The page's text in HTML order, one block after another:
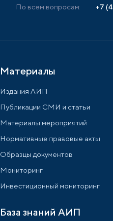
По всем вопросам: +7
Материалы
Издания АИП
Публикации СМИ и статьи
Материалы мероприятий
Нормативные правовые акты
Образцы документов
Мониторинг
Инвестиционный мониторинг
База знаний АИП